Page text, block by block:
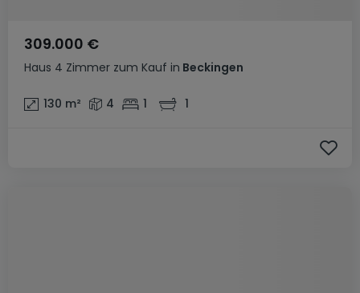
Haus 4 Zimmer zum Kauf in Beckingen
309.000 €
130 m² 4 1 1